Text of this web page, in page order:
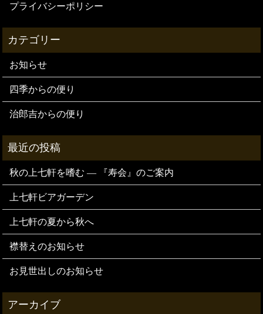
プライバシーポリシー
お知らせ
四季からの便り
治郎吉からの便り
秋の上七軒を嗜む — 『寿会』のご案内
上七軒ビアガーデン
上七軒の夏から秋へ
襟替えのお知らせ
お見世出しのお知らせ